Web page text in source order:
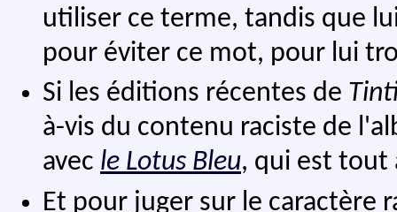
utiliser ce terme, tandis que
pour éviter ce mot, pour lui
Si les éditions récentes de
à-vis du contenu raciste de
avec le Lotus Bleu, qui est tout
Et pour juger sur le caractère